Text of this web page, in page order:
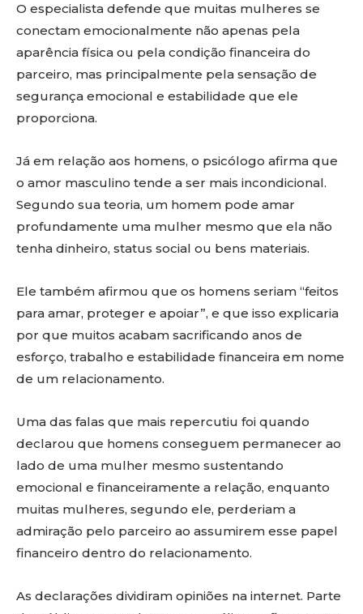
O especialista defende que muitas mulheres se
conectam emocionalmente não apenas pela
aparência física ou pela condição financeira do
parceiro, mas principalmente pela sensação de
segurança emocional e estabilidade que ele
proporciona.
Já em relação aos homens, o psicólogo afirma que
o amor masculino tende a ser mais incondicional.
Segundo sua teoria, um homem pode amar
profundamente uma mulher mesmo que ela não
tenha dinheiro, status social ou bens materiais.
Ele também afirmou que os homens seriam “feitos
para amar, proteger e apoiar”, e que isso explicaria
por que muitos acabam sacrificando anos de
esforço, trabalho e estabilidade financeira em nome
de um relacionamento.
Uma das falas que mais repercutiu foi quando
declarou que homens conseguem permanecer ao
lado de uma mulher mesmo sustentando
emocional e financeiramente a relação, enquanto
muitas mulheres, segundo ele, perderiam a
admiração pelo parceiro ao assumirem esse papel
financeiro dentro do relacionamento.
As declarações dividiram opiniões na internet. Parte